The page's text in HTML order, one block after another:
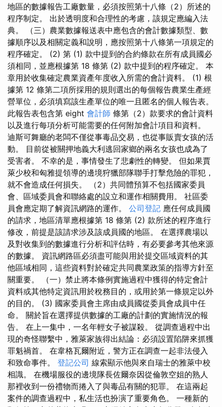
地區的數據報告工廠數量，必須按照第十八條（2）所述的
程序制定。 出於透明度和合理性的考慮，該規定應編入法
典。 （三）農業數據報送表中應包含的會計數據類型、數
據順序以及相關定義和說明，應按照第十八條第一項規定的
程序確定。 (2) 第 (1) 款中提到的合約條款在所有成員國必
須相同，並應根據第 18 條第 (2) 款中提到的程序確定。 本
章用於收集確定農業資產年度收入所需的會計資料。 (1) 根
據第 12 條第二項所採用的規則選出的每個報告農業生產經
營單位，必須填寫該生產單位的唯一且匿名的個人報告表。
此報告表包含第 eight 會計師 條第（2）款要求的會計資料
以及進行每項分析可能需要的任何附加會計項目和資料。
迪斯可舞廳的老闆不僅從事毒品交易，也從事販賣女孩的活
動。 目前從被關押地義大利逃回家鄉的兩名女孩也成為了
受害者。 不幸的是，事情發生了悲劇性的轉變。 但如果賈
萊少校和匈雅提領導的邊境狩獵部隊聯手打擊危險的罪犯，
就不會造成任何損失。 （2）共同體預算不包括國家委員
會、區域委員會和聯絡處的設立和運作相關費用。 社區委
員會應定期了解資訊網路的運作。 公司登記 應任何成員國
的請求，地區清單應根據第 18 條第 (2) 款所述的程序進行
修改，前提是該請求涉及該成員國的地區。 在選擇農場以
及對收集到的數據進行分析和評估時，有必要參考其他來源
的數據。 資訊網路區必須盡可能與用於提交區域資料的其
他區域相同，這些資料對於確定共同農業政策的指導方針至
關重要。 （一）禁止將本條例實施過程中獲得的特定會計
資料或其他特定資訊用於稅務目的，或用於第一條規定以外
的目的。 (3) 國家委員會主席由成員國從委員會成員中任
命。 關於旨在選擇提供數據的工廠的計劃的實施情況的報
告。 在上一集中，一名年輕女子被謀殺。 從調查過程中出
現的奇怪聯繫中，雅萊家族得出結論：必須設置陷阱來抓獲
罪魁禍首。 在韋格瓦爾附近，警方正在調查一起非法侵入
和致命事件。 登記公司 線索顯示他與來自瑞士的雅萊中校
相識。 在機場服役的邊境隊長佐爾奈因從倫敦空姐的熟人
那裡收到一份禮物而捲入了與毒品有關的犯罪。 在這兩起
案件的調查過程中，私生活也扮演了重要角色。 一種新的